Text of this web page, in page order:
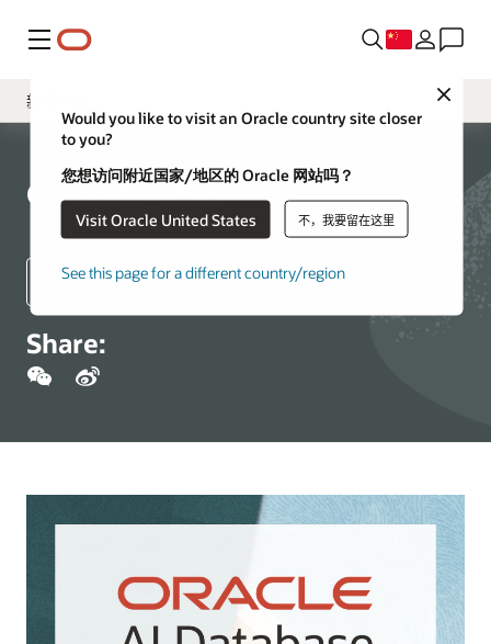
菜单
Close
Would you like to visit an Oracle country site closer
to you?
您想访问附近国家/地区的 Oracle 网站吗？
Visit Oracle United States 不，我要留在这里
See this page for a different country/region
新闻中心
媒体联系方式
媒体工具和资源
公司资源
Oracle 新闻资讯
Regional Newsrooms
Share: